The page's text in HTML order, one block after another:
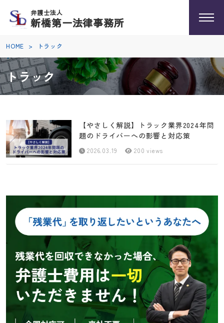
弁護士法人
新橋第一法律事務所
HOME > トラック
トラック
【やさしく解説】トラック業界2024年問
題のドライバーへの影響と対応策
2026.03.19 200 views